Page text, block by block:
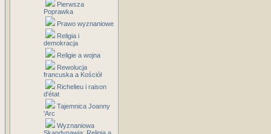
Pierwsza
Poprawka
Prawo wyznaniowe
Religia i
demokracja
Religie a wojna
Rewolucja
francuska a Kościół
Richelieu i raison
d'état
Tajemnica Joanny
'Arc
Wyznaniowa